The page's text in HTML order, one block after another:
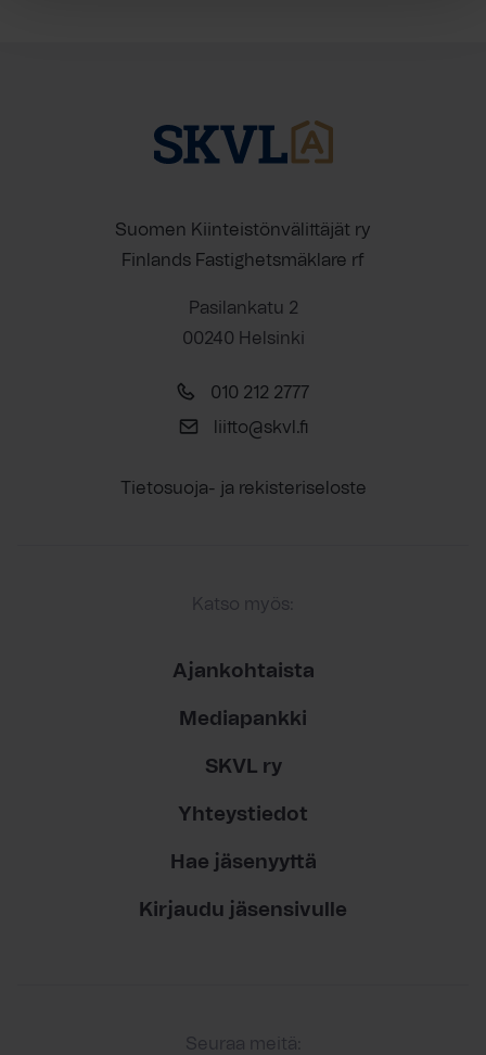
Suomen Kiinteistönvälittäjät ry
Finlands Fastighetsmäklare rf
Pasilankatu 2
00240 Helsinki
010 212 2777
liitto@skvl.fi
Tietosuoja- ja rekisteriseloste
Katso myös:
Ajankohtaista
Mediapankki
SKVL ry
Yhteystiedot
Hae jäsenyyttä
Kirjaudu jäsensivulle
Seuraa meitä: